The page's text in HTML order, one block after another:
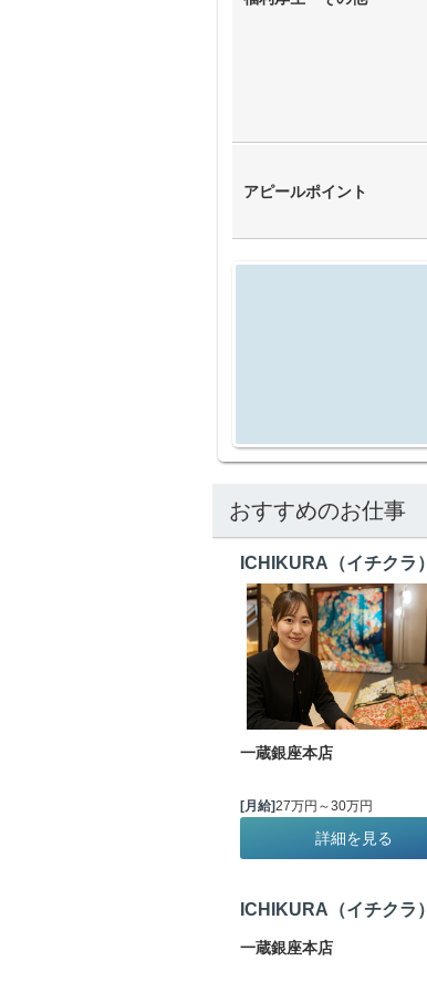
アピールポイント
おすすめのお仕事
ICHIKURA（イチクラ）
一蔵銀座本店
[月給]27万円～30万円
詳細を見る
ICHIKURA（イチクラ）
一蔵銀座本店